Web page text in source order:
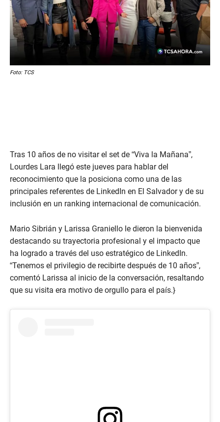
Foto: TCS
Tras 10 años de no visitar el set de “Viva la Mañana”,
Lourdes Lara llegó este jueves para hablar del
reconocimiento que la posiciona como una de las
principales referentes de LinkedIn en El Salvador y de su
inclusión en un ranking internacional de comunicación.
Mario Sibrián y Larissa Graniello le dieron la bienvenida
destacando su trayectoria profesional y el impacto que
ha logrado a través del uso estratégico de LinkedIn.
“Tenemos el privilegio de recibirte después de 10 años”,
comentó Larissa al inicio de la conversación, resaltando
que su visita era motivo de orgullo para el país.}